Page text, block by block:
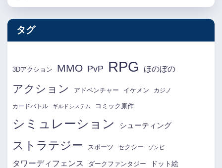
タグ
3Dアクション MMO PvP RPG ほのぼの
アクション アドベンチャー イケメン カジノ
カードバトル ギルドシステム コミック原作
シミュレーション シューティング
ストラテジー スポーツ セクシー ゾンビ
タワーディフェンス ダークファンタジー ドット絵